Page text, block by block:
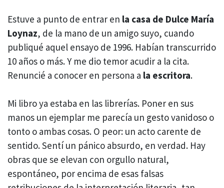
Estuve a punto de entrar en la casa de Dulce María
Loynaz, de la mano de un amigo suyo, cuando
publiqué aquel ensayo de 1996. Habían transcurrido
10 años o más. Y me dio temor acudir a la cita.
Renuncié a conocer en persona a la escritora.
Mi libro ya estaba en las librerías. Poner en sus
manos un ejemplar me parecía un gesto vanidoso o
tonto o ambas cosas. O peor: un acto carente de
sentido. Sentí un pánico absurdo, en verdad. Hay
obras que se elevan con orgullo natural,
espontáneo, por encima de esas falsas